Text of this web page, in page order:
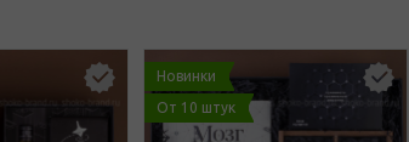
Новинки
От 10 штук